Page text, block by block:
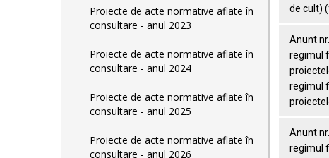
Proiecte de acte normative aflate în
consultare - anul 2023
Proiecte de acte normative aflate în
consultare - anul 2024
Proiecte de acte normative aflate în
consultare - anul 2025
Proiecte de acte normative aflate în
consultare - anul 2026
de cult)
Anunt
regimul
regimul
Anunt
regimul